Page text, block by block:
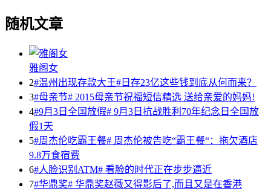
随机文章
雅阁女
2#温州出现存款大王#日存23亿这些钱到底从何而来？
3#母亲节# 2015母亲节祝福短信精选 送给亲爱的妈妈!
4#9月3日全国放假# 9月3日抗战胜利70年纪念日全国放
假1天
5#周杰伦吃霸王餐# 周杰伦被告吃“霸王餐“：拖欠酒店
9.8万食宿费
6#人脸识别ATM# 看脸的时代正在步步逼近
7#华鼎奖# 华鼎奖赵薇又得影后了,而且又是在香港